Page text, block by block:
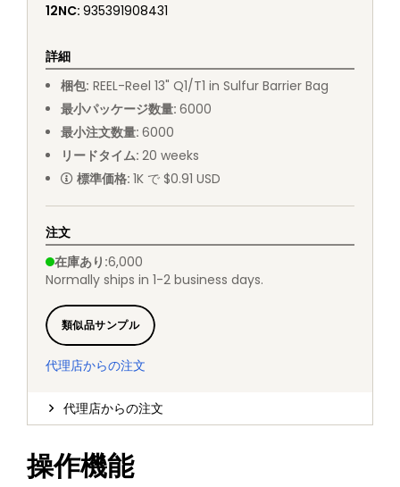
12NC: 935391908431
詳細
梱包: REEL-Reel 13" Q1/T1 in Sulfur Barrier Bag
最小パッケージ数量: 6000
最小注文数量: 6000
リードタイム: 20 weeks
標準価格: 1K で $0.91 USD
注文
在庫あり :6,000
Normally ships in 1-2 business days.
類似品サンプル
代理店からの注文
代理店からの注文
操作機能